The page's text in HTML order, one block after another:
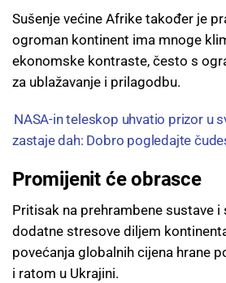
Sušenje većine Afrike također je
ogroman kontinent ima mnoge
ekonomske kontraste, često s
za ublažavanje i prilagodbu.
NASA-in teleskop uhvatio prizor u
zastaje dah: Dobro pogledajte
Promijenit će obrasce
Pritisak na prehrambene sustave
dodatne stresove diljem
povećanja globalnih cijena hrane
i ratom u Ukrajini.